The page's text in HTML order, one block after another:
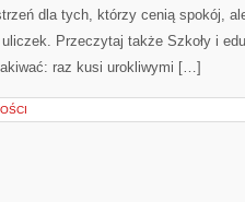
dla tych, którzy cenią spokój,
Przeczytaj także Szkoły i
raz kusi urokliwymi […]